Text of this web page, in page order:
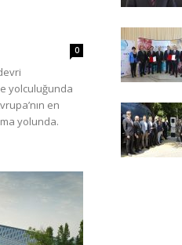
0
yolculuğunda
en
yolunda.